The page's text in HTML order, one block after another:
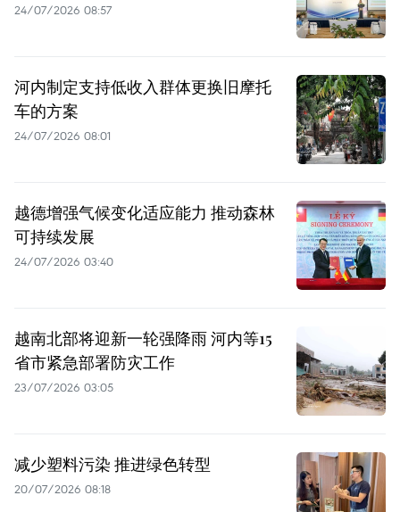
24/07/2026 08:57
河内制定支持低收入群体更换旧摩托
车的方案
24/07/2026 08:01
越德增强气候变化适应能力 推动森林
可持续发展
24/07/2026 03:40
越南北部将迎新一轮强降雨 河内等15
省市紧急部署防灾工作
23/07/2026 03:05
减少塑料污染 推进绿色转型
20/07/2026 08:18